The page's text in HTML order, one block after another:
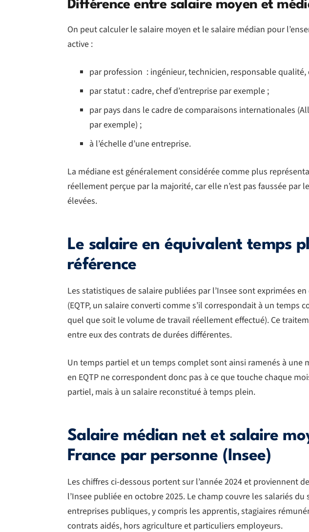
Différence entre salaire moyen et
On peut calculer le salaire moyen et le salaire médian pour
active :
par profession : ingénieur, technicien, responsable qualité,
par statut : cadre, chef d’entreprise par exemple ;
par pays dans le cadre de comparaisons internationales
par exemple) ;
à l’échelle d’une entreprise.
La médiane est généralement considérée comme plus
réellement perçue par la majorité, car elle n’est pas faussée par
élevées.
Le salaire en équivalent temps
référence
Les statistiques de salaire publiées par l’Insee sont exprimées
(EQTP, un salaire converti comme s’il correspondait à un temps
quel que soit le volume de travail réellement effectué). Ce
entre eux des contrats de durées différentes.
Un temps partiel et un temps complet sont ainsi ramenés à une
en EQTP ne correspondent donc pas à ce que touche chaque
partiel, mais à un salaire reconstitué à temps plein.
Salaire médian net et salaire
France par personne (Insee)
Les chiffres ci-dessous portent sur l’année 2024 et proviennent
l’Insee publiée en octobre 2025. Le champ couvre les salariés du
entreprises publiques, y compris les apprentis, stagiaires
contrats aidés, hors agriculture et particuliers employeurs.